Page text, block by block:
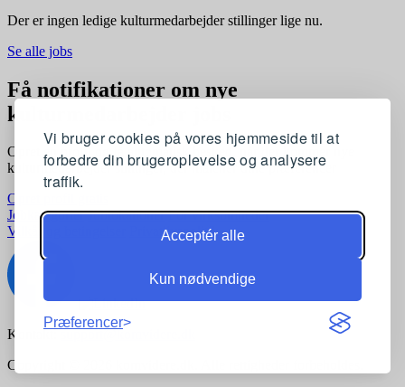
Vi bruger cookies på vores hjemmeside til at
forbedre din brugeroplevelse og analysere
traffik.
Acceptér alle
Kun nødvendige
Præferencer
Der er ingen ledige kulturmedarbejder stillinger lige nu.
Se alle jobs
Få notifikationer om nye
kulturmedarbejder jobs
Opret en profil og få automatisk besked, når der kommer nye
kulturmedarbejder stillinger, der matcher dine præferencer
Opret profil gratis
Jobkategorier Joblokationer For virksomheder
Vilkår og betingelser
Privatlivspolitik
Kontakt:support@komvidere.dk
Copyright © 2026 komvidere.dk. Alle rettigheder forbeholdes.